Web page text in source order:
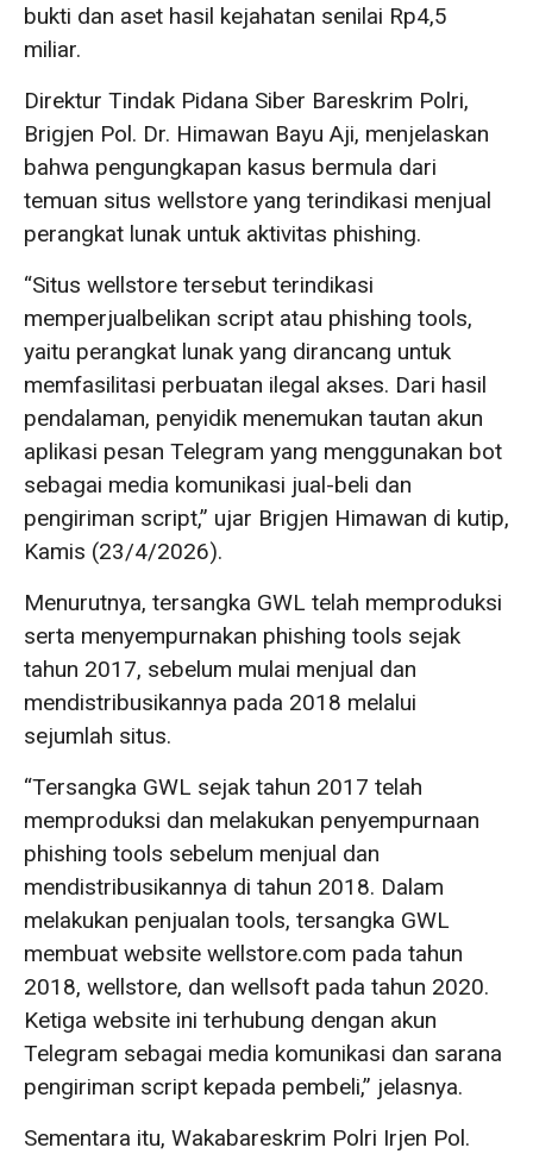
bukti dan aset hasil kejahatan senilai Rp4,5
miliar.
Direktur Tindak Pidana Siber Bareskrim Polri,
Brigjen Pol. Dr. Himawan Bayu Aji, menjelaskan
bahwa pengungkapan kasus bermula dari
temuan situs wellstore yang terindikasi menjual
perangkat lunak untuk aktivitas phishing.
“Situs wellstore tersebut terindikasi
memperjualbelikan script atau phishing tools,
yaitu perangkat lunak yang dirancang untuk
memfasilitasi perbuatan ilegal akses. Dari hasil
pendalaman, penyidik menemukan tautan akun
aplikasi pesan Telegram yang menggunakan bot
sebagai media komunikasi jual-beli dan
pengiriman script,” ujar Brigjen Himawan di kutip,
Kamis (23/4/2026).
Menurutnya, tersangka GWL telah memproduksi
serta menyempurnakan phishing tools sejak
tahun 2017, sebelum mulai menjual dan
mendistribusikannya pada 2018 melalui
sejumlah situs.
“Tersangka GWL sejak tahun 2017 telah
memproduksi dan melakukan penyempurnaan
phishing tools sebelum menjual dan
mendistribusikannya di tahun 2018. Dalam
melakukan penjualan tools, tersangka GWL
membuat website wellstore.com pada tahun
2018, wellstore, dan wellsoft pada tahun 2020.
Ketiga website ini terhubung dengan akun
Telegram sebagai media komunikasi dan sarana
pengiriman script kepada pembeli,” jelasnya.
Sementara itu, Wakabareskrim Polri Irjen Pol.